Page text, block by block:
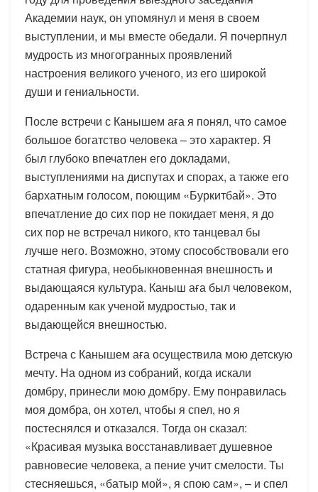
Академии наук, он упомянул и меня в своем
выступлении, и мы вместе обедали. Я почерпнул
мудрость из многогранных проявлений
настроения великого ученого, из его широкой
души и гениальности.
После встречи с Канышем аға я понял, что самое
большое богатство человека – это характер. Я
был глубоко впечатлен его докладами,
выступлениями на диспутах и спорах, а также его
бархатным голосом, поющим «Буркитбай». Это
впечатление до сих пор не покидает меня, я до
сих пор не встречал никого, кто танцевал бы
лучше него. Возможно, этому способствовали его
статная фигура, необыкновенная внешность и
выдающаяся культура. Каныш аға был человеком,
одаренным как ученой мудростью, так и
выдающейся внешностью.
Встреча с Канышем аға осуществила мою детскую
мечту. На одном из собраний, когда искали
домбру, принесли мою домбру. Ему понравилась
моя домбра, он хотел, чтобы я спел, но я
постеснялся и отказался. Тогда он сказал:
«Красивая музыка восстанавливает душевное
равновесие человека, а пение учит смелости. Ты
стесняешься, «батыр мой», я спою сам», – и спел